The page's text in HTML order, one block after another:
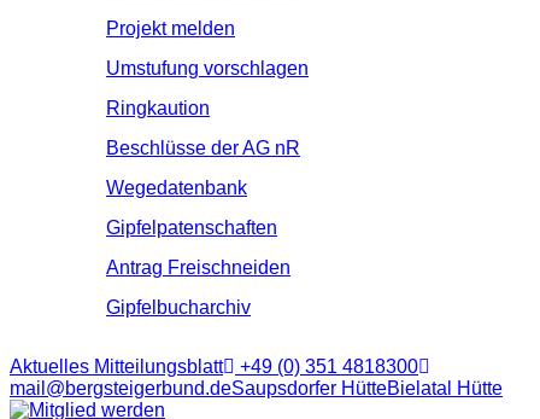
Projekt melden
Umstufung vorschlagen
Ringkaution
Beschlüsse der AG nR
Wegedatenbank
Gipfelpatenschaften
Antrag Freischneiden
Gipfelbucharchiv
Aktuelles Mitteilungsblatt
+49 (0) 351 4818300
mail@bergsteigerbund.deSaupsdorfer HütteBielatal Hütte